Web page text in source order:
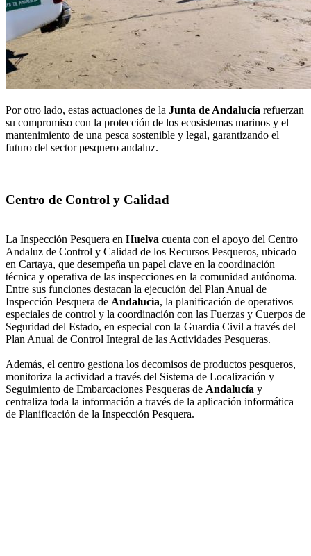
Por otro lado, estas actuaciones de la Junta de Andalucía refuerzan
su compromiso con la protección de los ecosistemas marinos y el
mantenimiento de una pesca sostenible y legal, garantizando el
futuro del sector pesquero andaluz.
Centro de Control y Calidad
La Inspección Pesquera en Huelva cuenta con el apoyo del Centro
Andaluz de Control y Calidad de los Recursos Pesqueros, ubicado
en Cartaya, que desempeña un papel clave en la coordinación
técnica y operativa de las inspecciones en la comunidad autónoma.
Entre sus funciones destacan la ejecución del Plan Anual de
Inspección Pesquera de Andalucía, la planificación de operativos
especiales de control y la coordinación con las Fuerzas y Cuerpos de
Seguridad del Estado, en especial con la Guardia Civil a través del
Plan Anual de Control Integral de las Actividades Pesqueras.
Además, el centro gestiona los decomisos de productos pesqueros,
monitoriza la actividad a través del Sistema de Localización y
Seguimiento de Embarcaciones Pesqueras de Andalucía y
centraliza toda la información a través de la aplicación informática
de Planificación de la Inspección Pesquera.